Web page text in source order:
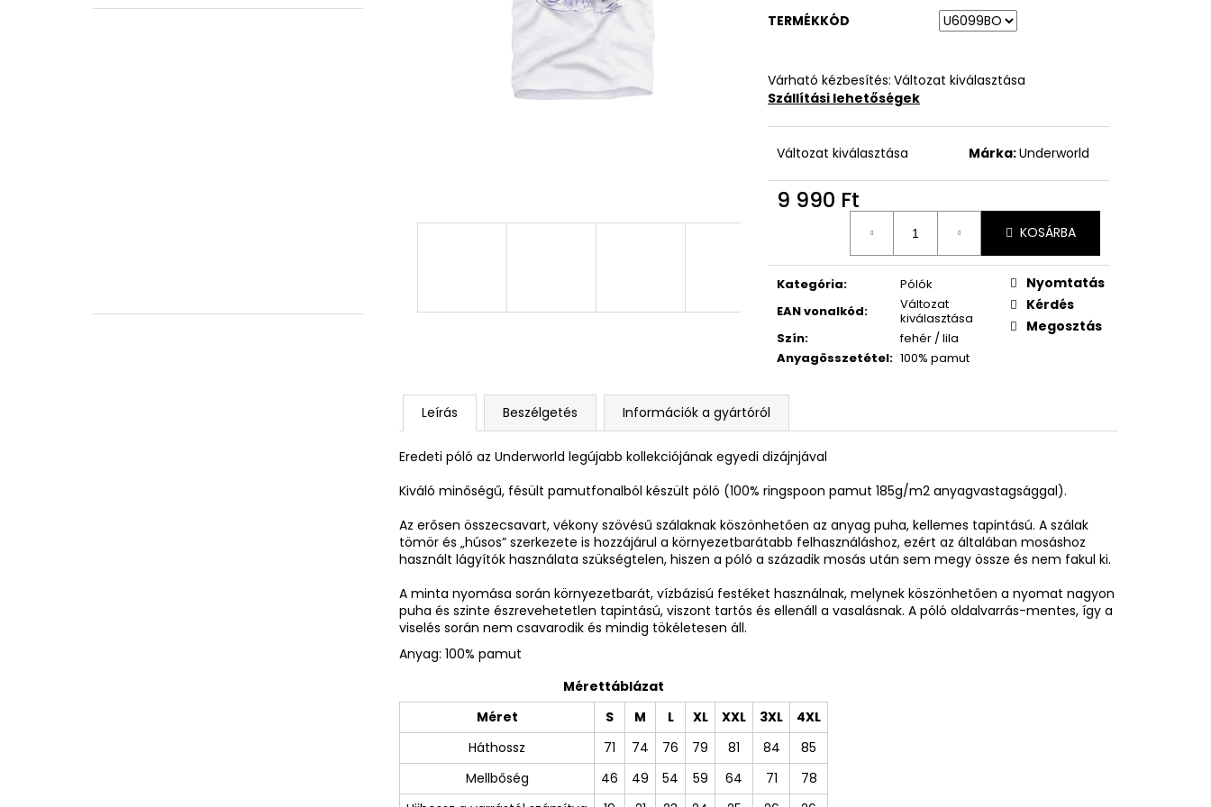
TERMÉKKÓD
Várható kézbesítés: Változat kiválasztása
Szállítási lehetőségek
Változat kiválasztása Márka:Underworld
9 990 Ft
KOSÁRBA
Kategória:
Pólók
EAN vonalkód:
Változat
kiválasztása
Szín:
fehér / lila
Anyagösszetétel: 100% pamut
Nyomtatás
Kérdés
Megosztás
Leírás Beszélgetés Információk a gyártóról
Eredeti póló az Underworld legújabb kollekciójának egyedi dizájnjával
Kiváló minőségű, fésült pamutfonalból készült póló (100% ringspoon pamut 185g/m2 anyagvastagsággal).
Az erősen összecsavart, vékony szövésű szálaknak köszönhetően az anyag puha, kellemes tapintású. A szálak
tömör és „húsos” szerkezete is hozzájárul a környezetbarátabb felhasználáshoz, ezért az általában mosáshoz
használt lágyítók használata szükségtelen, hiszen a póló a századik mosás után sem megy össze és nem fakul ki.
A minta nyomása során környezetbarát, vízbázisú festéket használnak, melynek köszönhetően a nyomat nagyon
puha és szinte észrevehetetlen tapintású, viszont tartós és ellenáll a vasalásnak. A póló oldalvarrás-mentes, így a
viselés során nem csavarodik és mindig tökéletesen áll.
Anyag: 100% pamut
Mérettáblázat
Méret
S M L XL XXL 3XL
4XL
Háthossz
71 74 76 79 81 84
85
Mellbőség
46 49 54 59 64 71
78